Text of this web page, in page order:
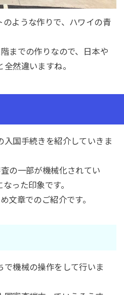
のような作りで、ハワイの青
までの作りなので、日本や
然違いますね。
入国手続きを紹介していきま
の一部が機械化されてい
った印象です。
文章でのご紹介です。
で機械の操作をして行いま